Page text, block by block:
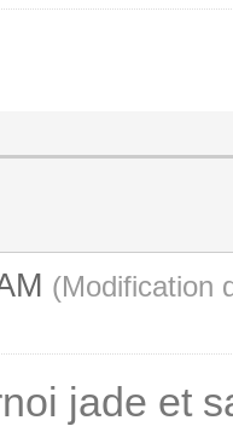
(Modification
jade et